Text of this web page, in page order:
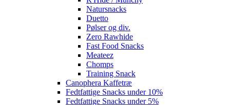
Natursnacks
Duetto
Pølser og div.
Zero Rawhide
Fast Food Snacks
Meateez
Chomps
Training Snack
Canophera Kaffetræ
Fedtfattige Snacks under 10%
Fedtfattige Snacks under 5%